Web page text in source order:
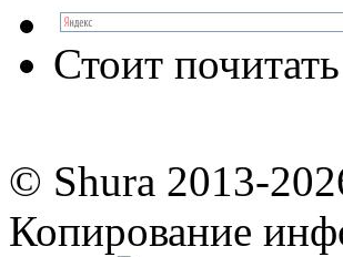
Стоит почитать
© Shura 2013-
Копирование